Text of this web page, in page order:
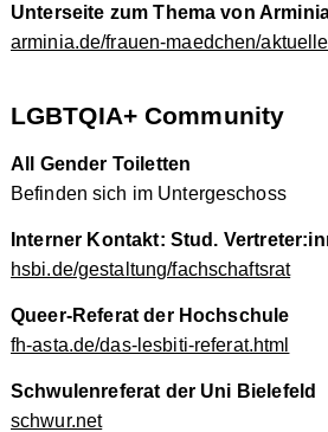
Unterseite zum Thema von
arminia.de/frauen-maedchen/
LGBTQIA+ Community
All Gender Toiletten
Befinden sich im Untergeschoss
Interner Kontakt: Stud.
hsbi.de/gestaltung/fachschaftsrat
Queer-Referat der Hochschule
fh-asta.de/das-lesbiti-referat.html
Schwulenreferat der Uni Bielefeld
schwur.net